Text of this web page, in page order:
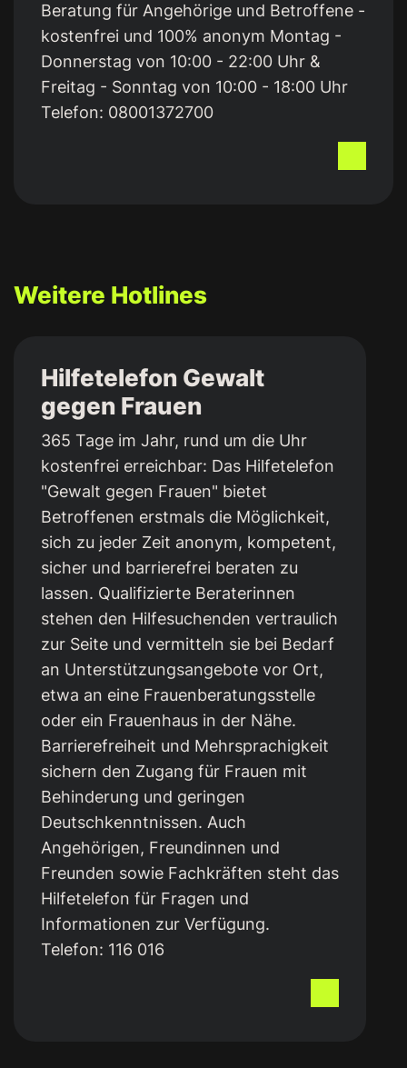
Beratung für Angehörige und Betroffene -
kostenfrei und 100% anonym Montag -
Donnerstag von 10:00 - 22:00 Uhr &
Freitag - Sonntag von 10:00 - 18:00 Uhr
Telefon: 08001372700
Weitere Hotlines
Hilfetelefon Gewalt
gegen Frauen
365 Tage im Jahr, rund um die Uhr
kostenfrei erreichbar: Das Hilfetelefon
"Gewalt gegen Frauen" bietet
Betroffenen erstmals die Möglichkeit,
sich zu jeder Zeit anonym, kompetent,
sicher und barrierefrei beraten zu
lassen. Qualifizierte Beraterinnen
stehen den Hilfesuchenden vertraulich
zur Seite und vermitteln sie bei Bedarf
an Unterstützungsangebote vor Ort,
etwa an eine Frauenberatungsstelle
oder ein Frauenhaus in der Nähe.
Barrierefreiheit und Mehrsprachigkeit
sichern den Zugang für Frauen mit
Behinderung und geringen
Deutschkenntnissen. Auch
Angehörigen, Freundinnen und
Freunden sowie Fachkräften steht das
Hilfetelefon für Fragen und
Informationen zur Verfügung.
Telefon: 116 016